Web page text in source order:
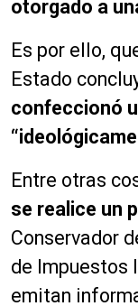
otorgado a
Es por ello,
Estado
confeccionó
Entre otras
se realice un
Conservador
de Impuestos
emitan